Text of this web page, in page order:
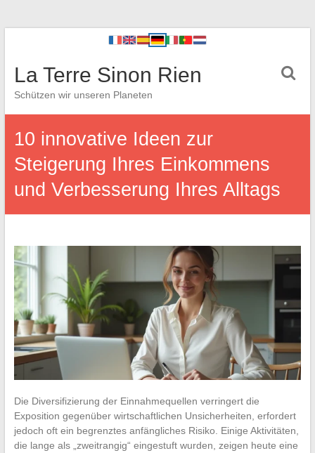
La Terre Sinon Rien
Schützen wir unseren Planeten
10 innovative Ideen zur
Steigerung Ihres Einkommens
und Verbesserung Ihres Alltags
Die Diversifizierung der Einnahmequellen verringert die
Exposition gegenüber wirtschaftlichen Unsicherheiten, erfordert
jedoch oft ein begrenztes anfängliches Risiko. Einige Aktivitäten,
die lange als „zweitrangig“ eingestuft wurden, zeigen heute eine